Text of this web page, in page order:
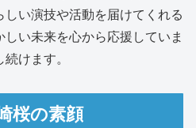
しい演技や活動を届けてくれる
い未来を心から応援していま
けます。
桜の素顔